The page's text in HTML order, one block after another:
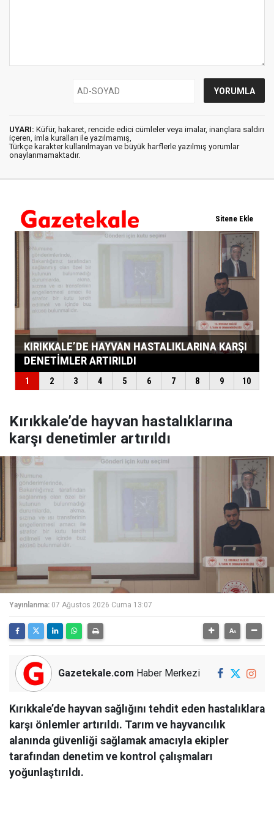
UYARI: Küfür, hakaret, rencide edici cümleler veya imalar, inançlara saldırı
içeren, imla kuralları ile yazılmamış,
Türkçe karakter kullanılmayan ve büyük harflerle yazılmış yorumlar
onaylanmamaktadır.
Kırıkkale’de hayvan hastalıklarına
karşı denetimler artırıldı
Yayınlanma: 07 Ağustos 2026 Cuma 13:07
Gazetekale.com Haber Merkezi
Kırıkkale’de hayvan sağlığını tehdit eden hastalıklara
karşı önlemler artırıldı. Tarım ve hayvancılık
alanında güvenliği sağlamak amacıyla ekipler
tarafından denetim ve kontrol çalışmaları
yoğunlaştırıldı.